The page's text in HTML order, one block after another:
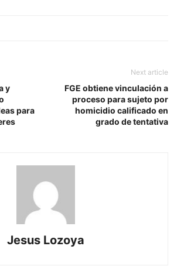
y
para
Next article
FGE obtiene vinculación a
proceso para sujeto por
homicidio calificado en
grado de tentativa
Jesus Lozoya